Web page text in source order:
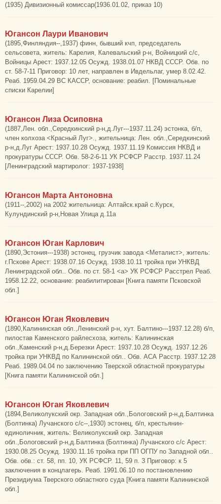
(1935) Дивизионный комиссар(1936.01.02, приказ 10)
Югансон Лаури Иванович
(1895,Финляндия--,1937) финн, бывший кчп, председатель
сельсовета, житель: Карелия, Калевальский р-н, Войницкий с/с,
Войницы Арест: 1937.12.05 Осужд. 1938.01.07 НКВД СССР. Обв. по
ст. 58-7-11 Приговор: 10 лет, направлен в Ивдельлаг, умер 8.02.42.
Реаб. 1959.04.29 ВС КАССР, основание: реабил. [Поминальные
списки Карелии]
Югансон Лиза Осиповна
(1887,Лен. обл.,Середкинский р-н,д.Луг---1937.11.24) эстонка, б/п,
член колхоза <Красный Луг>., жительница: Лен. обл.,Середкинский
р-н,д.Луг Арест: 1937.10.28 Осужд. 1937.11.19 Комиссия НКВД и
прокуратуры СССР. Обв. 58-2-6-11 УК РСФСР Расстр. 1937.11.24
[Ленинградский мартиролог: 1937-1938]
Югансон Марта Антоновна
(1911--,2002) на 2002 жительница: Алтайск.край с.Курск,
Кулундинский р-н,Новая Улица д.11а
Югансон Юган Карлович
(1890,Эстония---1938) эстонец, грузчик завода <Металист>, житель:
г.Пскове Арест: 1938.07.16 Осужд. 1938.10.11 тройка при УНКВД
Ленинградской обл.. Обв. по ст. 58-1 <а> УК РСФСР Расстрел Реаб.
1958.12.22, основание: реабилитирован [Книга памяти Псковской
обл.]
Югансон Юган Яковлевич
(1890,Калининская обл.,Ленинский р-н, хут. Балтино---1937.12.28) б/п,
пилостав Каменского райлесхоза, житель: Калининская
обл.,Каменский р-н,д.Березки Арест: 1937.10.28 Осужд. 1937.12.26
тройка при УНКВД по Калининской обл.. Обв. АСА Расстр. 1937.12.28
Реаб. 1989.04.04 по заключению Тверской областной прокуратуры
[Книга памяти Калининской обл.]
Югансон Юган Яковлевич
(1894,Великолукский окр. Западная обл.,Бологовский р-н,д.Балтинка
(Болтинка) Лучанского с/с--,1930) эстонец, б/п, крестьянин-
единоличник, житель: Великолукский окр. Западная
обл.,Бологовский р-н,д.Балтинка (Болтинка) Лучанского с/с Арест:
1930.08.25 Осужд. 1930.11.16 тройка при ПП ОГПУ по Западной обл..
Обв. обв.: ст. 58, пп. 10, УК РСФСР. 11, 59 п. 3 Приговор: к 5
заключения в концлагерь. Реаб. 1991.06.10 по постановлению
Президиума Тверского областного суда [Книга памяти Калининской
обл.]